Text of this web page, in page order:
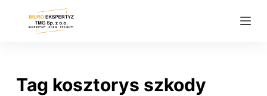
Tag kosztorys szkody